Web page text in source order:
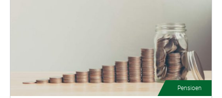
Pensioen